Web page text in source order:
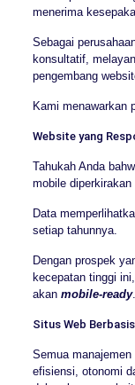
menerima
Sebagai
konsultatif,
pengembang
Kami menawarkan
Website yang
Tahukah Anda
mobile
Data
setiap tahunnya.
Dengan prospek
kecepatan tinggi
akan mobile-ready.
Situs Web
Semua
efisiensi, otonomi